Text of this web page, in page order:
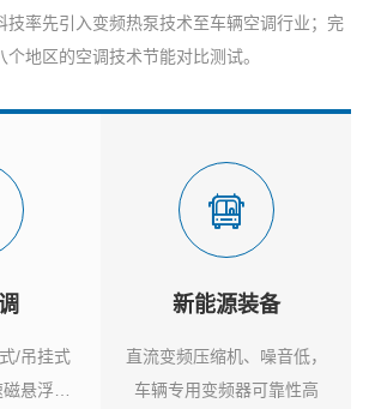
技率先引入变频热泵技术至车辆空调行业；完
个地区的空调技术节能对比测试。
/吊挂式
悬浮列
新能源装备
直流变频压缩机、噪音低，
车辆专用变频器可靠性高